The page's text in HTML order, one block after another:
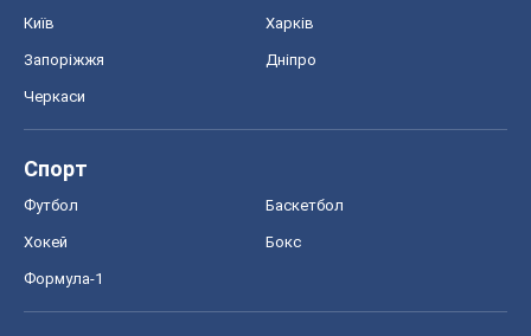
Київ Харків
Запоріжжя Дніпро
Черкаси
Спорт
Футбол Баскетбол
Хокей Бокс
Формула-1